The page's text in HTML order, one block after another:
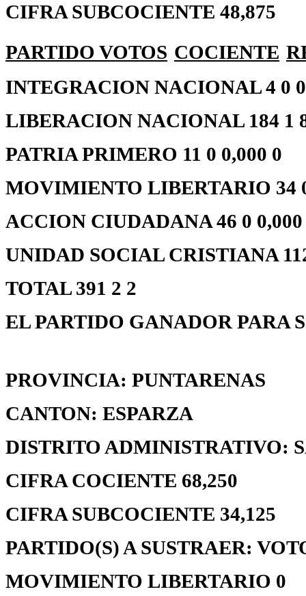
CIFRA SUBCOCIENTE 48,875
PARTIDO VOTOS COCIENTE
INTEGRACION NACIONAL 4 0
LIBERACION NACIONAL 184 1
PATRIA PRIMERO 11 0 0,000 0
MOVIMIENTO LIBERTARIO 34
ACCION CIUDADANA 46 0 0,000
UNIDAD SOCIAL CRISTIANA
TOTAL 391 2 2
EL PARTIDO GANADOR
PROVINCIA: PUNTARENAS
CANTON: ESPARZA
DISTRITO ADMINISTRATIVO:
CIFRA COCIENTE 68,250
CIFRA SUBCOCIENTE 34,125
PARTIDO(S) A SUSTRAER:
MOVIMIENTO LIBERTARIO 0